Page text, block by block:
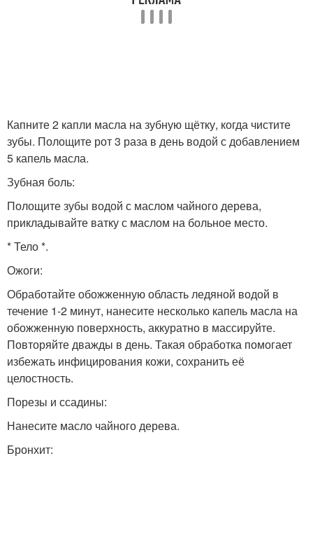
Капните 2 капли масла на зубную щётку, когда чистите
зубы. Полощите рот 3 раза в день водой с добавлением
5 капель масла.
Зубная боль:
Полощите зубы водой с маслом чайного дерева,
прикладывайте ватку с маслом на больное место.
* Тело *.
Ожоги:
Обработайте обожженную область ледяной водой в
течение 1-2 минут, нанесите несколько капель масла на
обожженную поверхность, аккуратно в массируйте.
Повторяйте дважды в день. Такая обработка помогает
избежать инфицирования кожи, сохранить её
целостность.
Порезы и ссадины:
Нанесите масло чайного дерева.
Бронхит: